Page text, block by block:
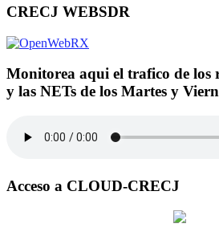
CRECJ WEBSDR
Monitorea aqui el trafico de los
y las NETs de los Martes y
Acceso a CLOUD-CRECJ